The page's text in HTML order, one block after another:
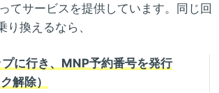
てサービスを提供しています。同じ回
換えるなら、
に行き、MNP予約番号を発行
解除）